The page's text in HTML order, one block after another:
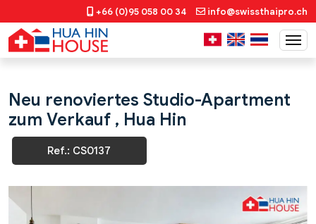
+66 (0)95 058 00 34 info@swissthaipro.ch
Neu renoviertes Studio-Apartment
zum Verkauf , Hua Hin
Ref.: CS0137